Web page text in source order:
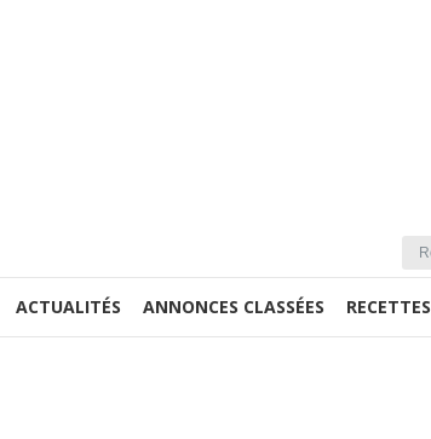
ACTUALITÉS ANNONCES CLASSÉES RECETTES